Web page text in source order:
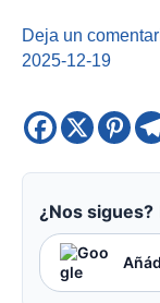
Deja un
2025-12-19
¿Nos sigues?